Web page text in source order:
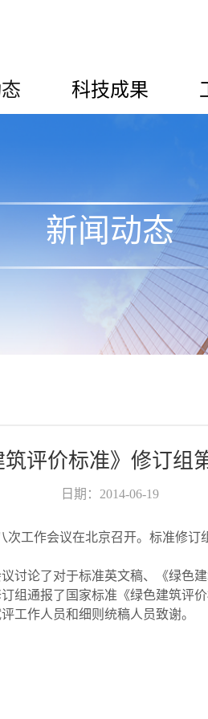
科技成果
新闻动态
评价标准》修订组
日期：2014-06-19
次工作会议在北京召开。标准修
讨论了对于标准英文稿、《绿色
组通报了国家标准《绿色建筑评
工作人员和细则统稿人员致谢。